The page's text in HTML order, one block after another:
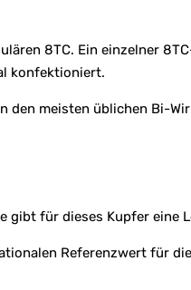
8TC. Ein einzelner
konfektioniert.
meisten üblichen Bi-
für dieses Kupfer eine
Referenzwert für